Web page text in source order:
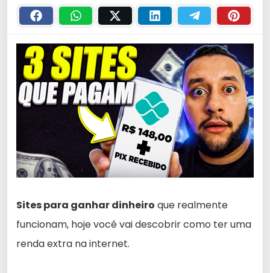
Sites para ganhar dinheiro que realmente
funcionam, hoje você vai descobrir como ter uma
renda extra na internet.